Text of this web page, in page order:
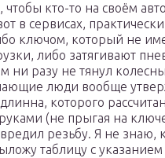
кто-то на своём
в сервисах,
ключом, который не
либо затягивают
ни разу не тянул
люди вообще
которого
(не прыгая на
резьбу. Я не знаю,
таблицу с